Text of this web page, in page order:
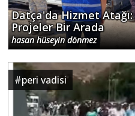
Datça'da Hizmet
Projeler Bir Arada
hasan hüseyin dönmez
#peri vadisi